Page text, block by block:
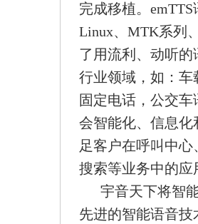
完成移植。
Linux、MTK系列
了用流利、动听
行业领域，如：车
固定电话，公交
会智能化、信息化
足客户在呼叫中
搜索等业务中的应
宇音天下将智能
先进的智能语音